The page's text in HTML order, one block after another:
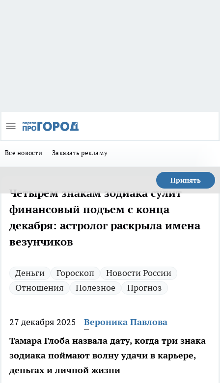
Все новости Заказать рекламу
Принять
Четырем знакам зодиака сулит
финансовый подъем с конца
декабря: астролог раскрыла имена
везунчиков
Деньги Гороскоп
Новости России
Отношения
Полезное Прогноз
27 декабря 2025
Вероника Павлова
Тамара Глоба назвала дату, когда три знака
зодиака поймают волну удачи в карьере,
деньгах и личной жизни